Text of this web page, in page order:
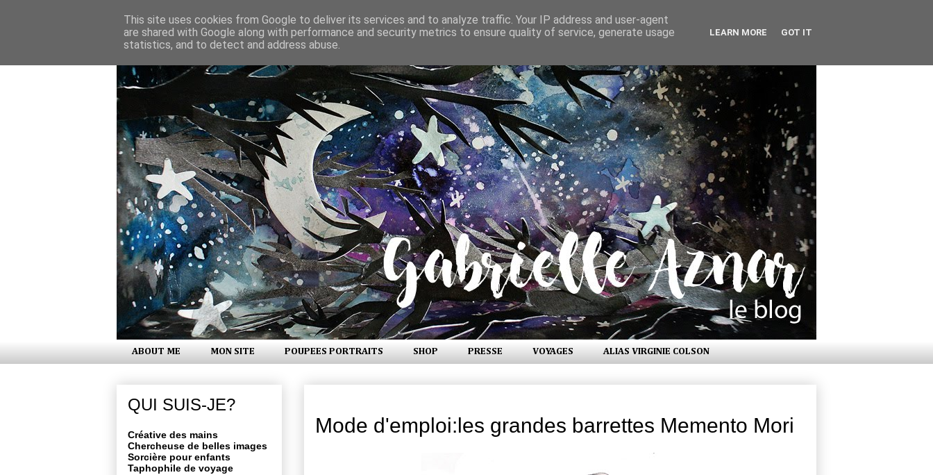
ABOUT ME MON SITE POUPEES PORTRAITS SHOP PRESSE VOYAGES ALIAS VIRGINIE COLSON
Mode d'emploi:les grandes barrettes Memento Mori
QUI SUIS-JE?
Créative des mains
Chercheuse de belles images
Sorcière pour enfants
Taphophile de voyage
This site uses cookies from Google to deliver its services and to analyze traffic. Your IP address and user-agent
are shared with Google along with performance and security metrics to ensure quality of service, generate usage
statistics, and to detect and address abuse.
LEARN MORE GOT IT